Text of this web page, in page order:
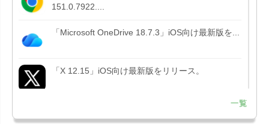
151.0.7922....
「Microsoft OneDrive 18.7.3」iOS向け最新版を...
「X 12.15」iOS向け最新版をリリース。
Liguid G...
一覧